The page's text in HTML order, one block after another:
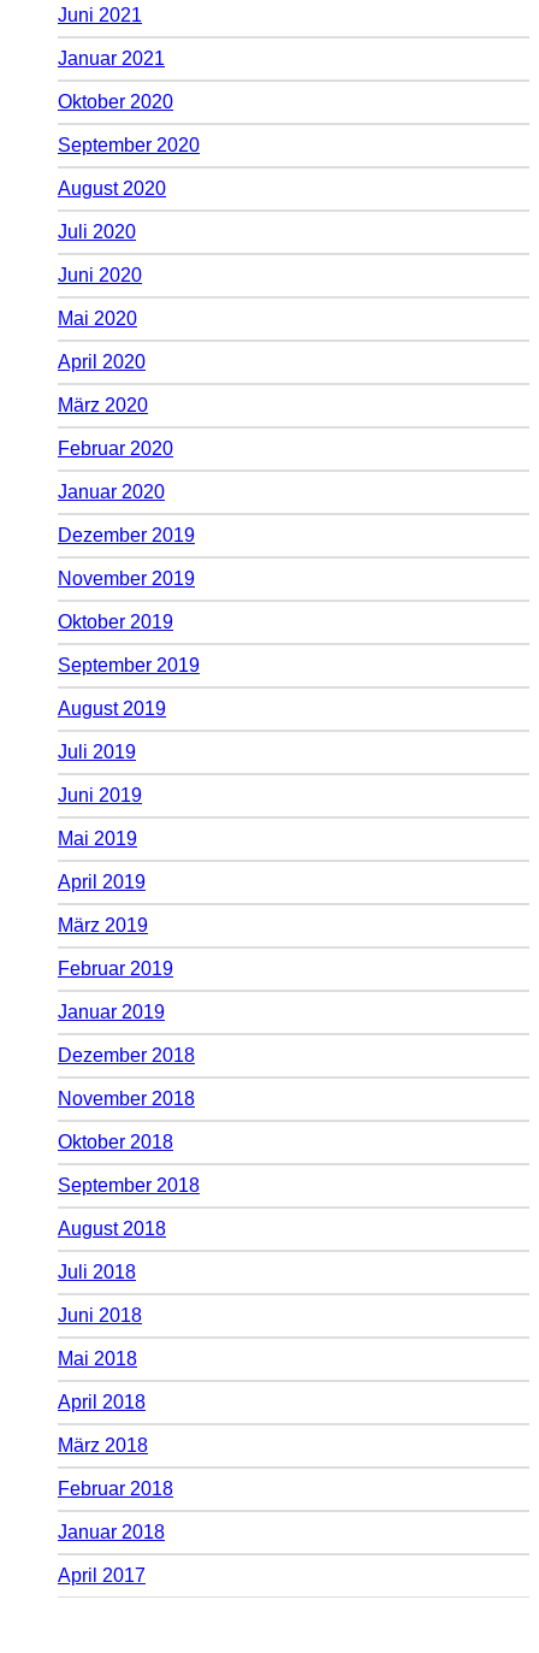
Juni 2021
Januar 2021
Oktober 2020
September 2020
August 2020
Juli 2020
Juni 2020
Mai 2020
April 2020
März 2020
Februar 2020
Januar 2020
Dezember 2019
November 2019
Oktober 2019
September 2019
August 2019
Juli 2019
Juni 2019
Mai 2019
April 2019
März 2019
Februar 2019
Januar 2019
Dezember 2018
November 2018
Oktober 2018
September 2018
August 2018
Juli 2018
Juni 2018
Mai 2018
April 2018
März 2018
Februar 2018
Januar 2018
April 2017